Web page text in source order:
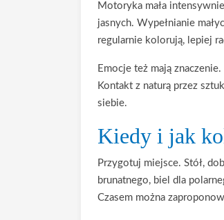
Motoryka mała
jasnych. Wypełnianie
regularnie kolorują, lepiej
Emocje też mają
Kontakt z naturą przez
siebie.
Kiedy i jak
Przygotuj miejsce. Stół,
brunatnego, biel dla
Czasem można